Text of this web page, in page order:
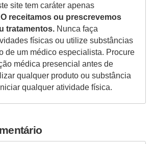
site tem caráter apenas
receitamos ou prescrevemos
tratamentos. Nunca faça
físicas ou utilize substâncias
de um médico especialista. Procure
médica presencial antes de
qualquer produto ou substância
qualquer atividade física.